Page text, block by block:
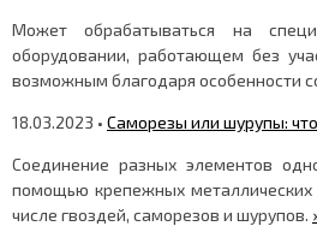
Может обрабатываться на
оборудовании, работающем без
возможным благодаря особенности
18.03.2023 • Саморезы или шурупы:
Соединение разных элементов
помощью крепежных
числе гвоздей, саморезов и шурупов.